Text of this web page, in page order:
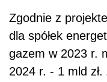
Zgodnie z
dla spółek
gazem w 2023 r.
2024 r. - 1 mld